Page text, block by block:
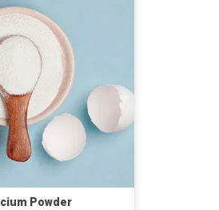
Powder